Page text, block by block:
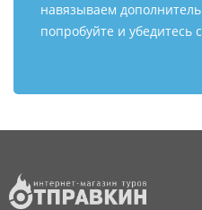
навязываем
попробуйте и убедитесь